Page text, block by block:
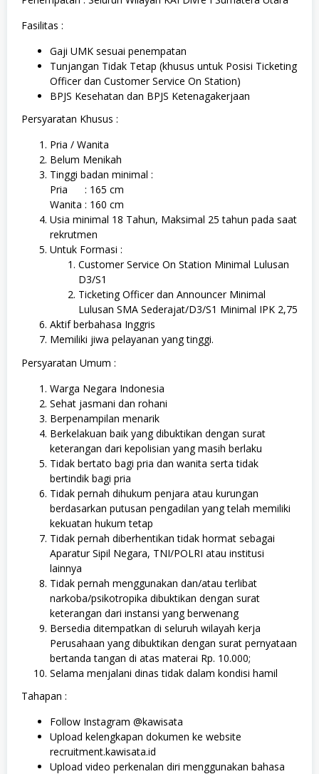
Fasilitas :
Gaji UMK sesuai penempatan
Tunjangan Tidak Tetap (khusus untuk Posisi Ticketing
Officer dan Customer Service On Station)
BPJS Kesehatan dan BPJS Ketenagakerjaan
Persyaratan Khusus :
Pria / Wanita
Belum Menikah
Tinggi badan minimal :
Pria : 165 cm
Wanita : 160 cm
Usia minimal 18 Tahun, Maksimal 25 tahun pada saat
rekrutmen
Untuk Formasi :
Customer Service On Station Minimal Lulusan
D3/S1
Ticketing Officer dan Announcer Minimal
Lulusan SMA Sederajat/D3/S1 Minimal IPK 2,75
Aktif berbahasa Inggris
Memiliki jiwa pelayanan yang tinggi.
Persyaratan Umum :
Warga Negara Indonesia
Sehat jasmani dan rohani
Berpenampilan menarik
Berkelakuan baik yang dibuktikan dengan surat
keterangan dari kepolisian yang masih berlaku
Tidak bertato bagi pria dan wanita serta tidak
bertindik bagi pria
Tidak pernah dihukum penjara atau kurungan
berdasarkan putusan pengadilan yang telah memiliki
kekuatan hukum tetap
Tidak pernah diberhentikan tidak hormat sebagai
Aparatur Sipil Negara, TNI/POLRI atau institusi
lainnya
Tidak pernah menggunakan dan/atau terlibat
narkoba/psikotropika dibuktikan dengan surat
keterangan dari instansi yang berwenang
Bersedia ditempatkan di seluruh wilayah kerja
Perusahaan yang dibuktikan dengan surat pernyataan
bertanda tangan di atas materai Rp. 10.000;
Selama menjalani dinas tidak dalam kondisi hamil
Tahapan :
Follow Instagram @kawisata
Upload kelengkapan dokumen ke website
recruitment.kawisata.id
Upload video perkenalan diri menggunakan bahasa